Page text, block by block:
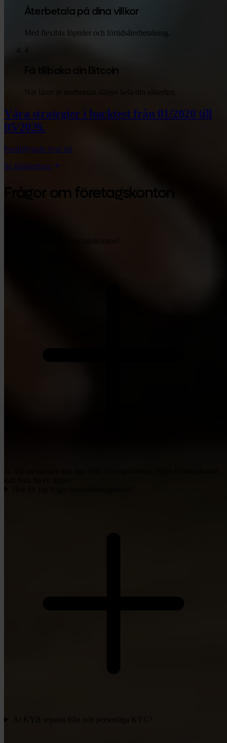
Återbetala på dina villkor
Med flexibla löptider och förtidsåterbetalning.
4
Få tillbaka din Bitcoin
När lånet är återbetalat släpps hela din säkerhet.
Våra strategier i backtestfrån 01/2020 till
05/2026.
Portföljvärde över tid
Se jämförelsen
Frågor om företagskonton
Kan jag äga flera företagskonton?